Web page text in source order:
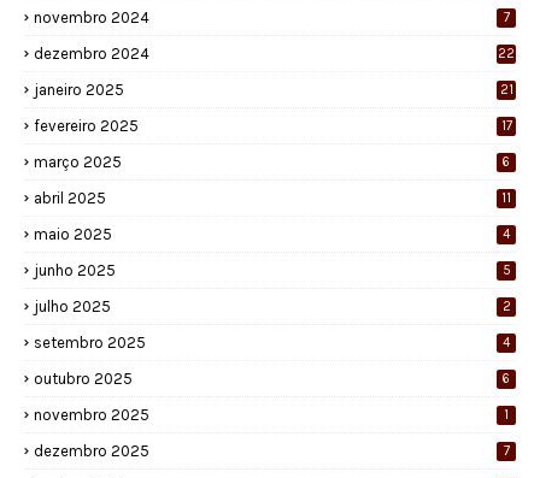
novembro 2024 7
dezembro 2024 22
janeiro 2025 21
fevereiro 2025 17
março 2025 6
abril 2025 11
maio 2025 4
junho 2025 5
julho 2025 2
setembro 2025 4
outubro 2025 6
novembro 2025 1
dezembro 2025 7